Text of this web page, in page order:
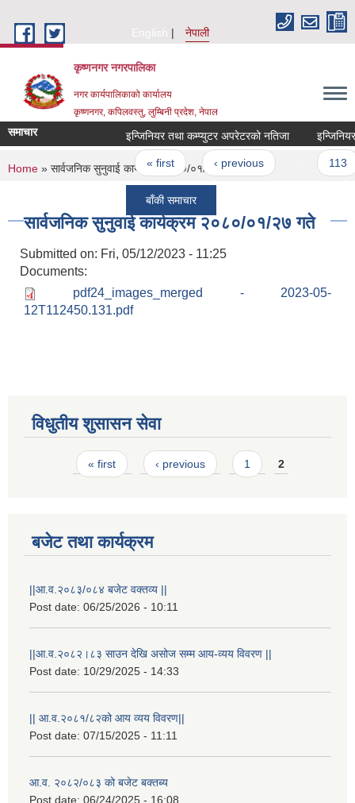
English
नेपाली
कृष्णनगर नगरपालिका
नगर कार्यपालिकाको कार्यालय
कृष्णनगर, कपिलवस्तु, लुम्बिनी प्रदेश, नेपाल
समाचार इन्जिनियर तथा कम्प्युटर अपरेटरको नतिजा इन्जिनियर
Pages
« first ‹ previous
बाँकी समाचार
You are here
Home » सार्वजनिक सुनुवाई कार्यक्रम २०८०/०१/२७ गते
सार्वजनिक सुनुवाई कार्यक्रम २०८०/०१/२७ गते
Submitted on: Fri, 05/12/2023 - 11:25
Documents:
pdf24_images_merged - 2023-05-
12T112450.131.pdf
विधुतीय शुसासन सेवा
Pages« first ‹ previous 1 2
बजेट तथा कार्यक्रम
||आ.व.२०८३/०८४ बजेट वक्तव्य ||
Post date: 06/25/2026 - 10:11
||आ.व.२०८२।८३ साउन देखि असोज सम्म आय-व्यय विवरण ||
Post date: 10/29/2025 - 14:33
|| आ.व.२०८१/८२को आय व्यय विवरण||
Post date: 07/15/2025 - 11:11
आ.व. २०८२/०८३ को बजेट बक्तब्य
Post date: 06/24/2025 - 16:08